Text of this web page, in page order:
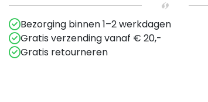
Bezorging binnen 1–2 werkdagen
Gratis verzending vanaf € 20,-
Gratis retourneren